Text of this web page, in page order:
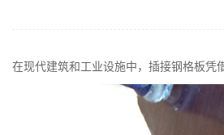
在现代建筑和工业设施中，插接钢格板凭